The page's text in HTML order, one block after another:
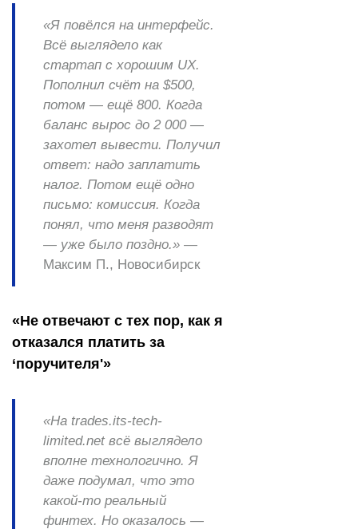
«Я повёлся на интерфейс.
Всё выглядело как
стартап с хорошим UX.
Пополнил счёт на $500,
потом — ещё 800. Когда
баланс вырос до 2 000 —
захотел вывести. Получил
ответ: надо заплатить
налог. Потом ещё одно
письмо: комиссия. Когда
понял, что меня разводят
— уже было поздно.» —
Максим П., Новосибирск
«Не отвечают с тех пор, как я
отказался платить за
‘поручителя'»
«На trades.its-tech-
limited.net всё выглядело
вполне технологично. Я
даже подумал, что это
какой-то реальный
финтех. Но оказалось —